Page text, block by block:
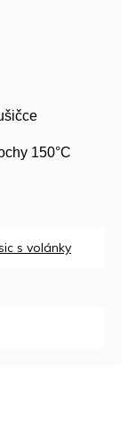
150°C
s volánky